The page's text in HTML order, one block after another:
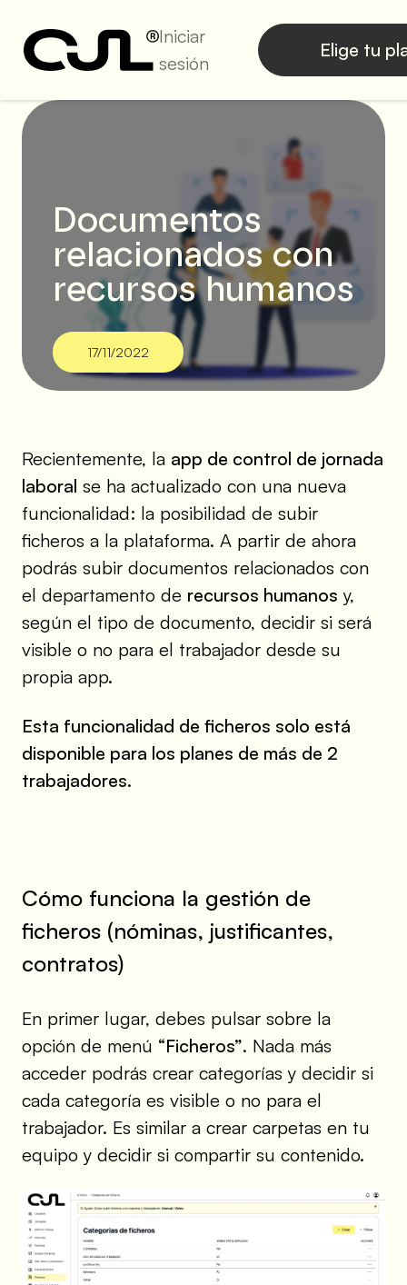
Iniciar
sesión
Elige tu
Documentos
relacionados con
recursos humanos
17/11/2022
Recientemente, la app de control de jornada
laboral se ha actualizado con una nueva
funcionalidad: la posibilidad de subir
ficheros a la plataforma. A partir de ahora
podrás subir documentos relacionados con
el departamento de recursos humanos y,
según el tipo de documento, decidir si será
visible o no para el trabajador desde su
propia app.
Esta funcionalidad de ficheros solo está
disponible para los planes de más de 2
trabajadores.
Cómo funciona la gestión de
ficheros (nóminas, justificantes,
contratos)
En primer lugar, debes pulsar sobre la
opción de menú “Ficheros”. Nada más
acceder podrás crear categorías y decidir si
cada categoría es visible o no para el
trabajador. Es similar a crear carpetas en tu
equipo y decidir si compartir su contenido.